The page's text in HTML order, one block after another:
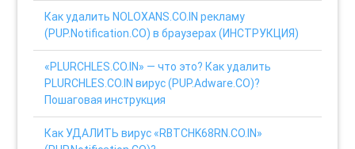
Как удалить NOLOXANS.CO.IN рекламу
(PUP.Notification.CO) в браузерах (ИНСТРУКЦИЯ)
«PLURCHLES.CO.IN» — что это? Как удалить
PLURCHLES.CO.IN вирус (PUP.Adware.CO)?
Пошаговая инструкция
Как УДАЛИТЬ вирус «RBTCHK68RN.CO.IN»